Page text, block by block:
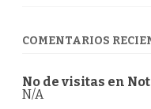
COMENTARIOS
No de visitas en
N/A